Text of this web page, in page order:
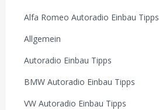
Alfa Romeo Autoradio Einbau Tipps
Allgemein
Autoradio Einbau Tipps
BMW Autoradio Einbau Tipps
VW Autoradio Einbau Tipps